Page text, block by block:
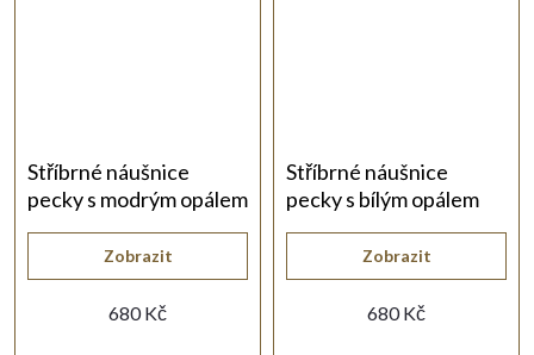
Stříbrné náušnice
pecky s modrým opálem
680 Kč
Zobrazit
Stříbrné náušnice
pecky s bílým opálem
680 Kč
Zobrazit